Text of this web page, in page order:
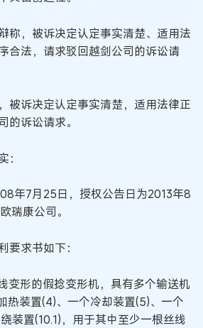
称，被诉决定认定事实清楚、适用法
合法，请求驳回越剑公司的诉讼请
被诉决定认定事实清楚，适用法律正
的诉讼请求。
年7月25日，授权公告日为2013年8
瑞康公司。
要求书如下：
变形的假捻变形机，具有多个输送机
热装置(4)、一个冷却装置(5)、一个
装置(10.1)，用于其中至少一根丝线